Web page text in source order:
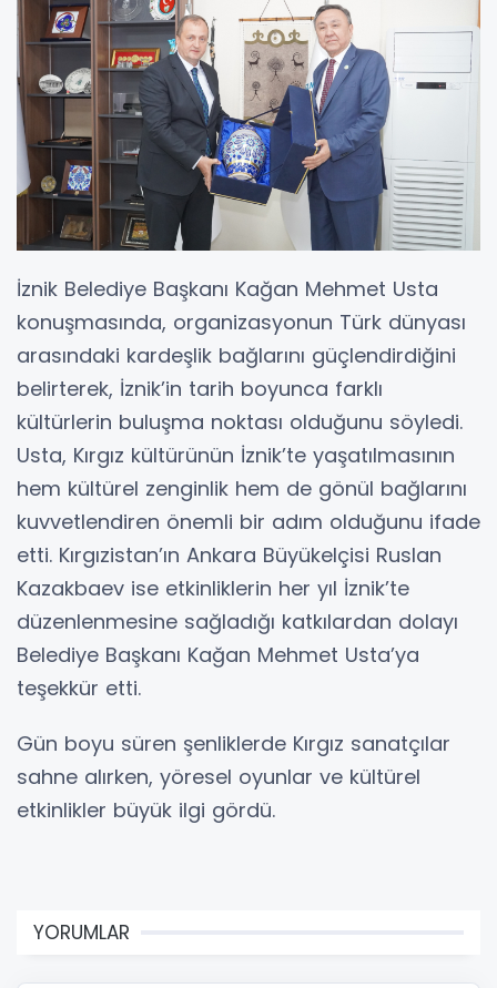
İznik Belediye Başkanı Kağan Mehmet Usta
konuşmasında, organizasyonun Türk dünyası
arasındaki kardeşlik bağlarını güçlendirdiğini
belirterek, İznik’in tarih boyunca farklı
kültürlerin buluşma noktası olduğunu söyledi.
Usta, Kırgız kültürünün İznik’te yaşatılmasının
hem kültürel zenginlik hem de gönül bağlarını
kuvvetlendiren önemli bir adım olduğunu ifade
etti. Kırgızistan’ın Ankara Büyükelçisi Ruslan
Kazakbaev ise etkinliklerin her yıl İznik’te
düzenlenmesine sağladığı katkılardan dolayı
Belediye Başkanı Kağan Mehmet Usta’ya
teşekkür etti.
Gün boyu süren şenliklerde Kırgız sanatçılar
sahne alırken, yöresel oyunlar ve kültürel
etkinlikler büyük ilgi gördü.
YORUMLAR